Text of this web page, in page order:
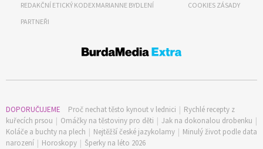
REDAKČNÍ ETICKÝ KODEX
PARTNEŘI
MARIANNE BYDLENÍ
COOKIES ZÁSADY
DOPORUČUJEME Proč nechat těsto kynout v lednici | Rychlé recepty z
kuřecích prsou | Omáčky na těstoviny pro děti | Jak na dokonalou drobenku |
Koláče a buchty na plech | Nejtěžší české jazykolamy | Minulý život podle data
narození | Horoskopy | Šperky na léto 2026